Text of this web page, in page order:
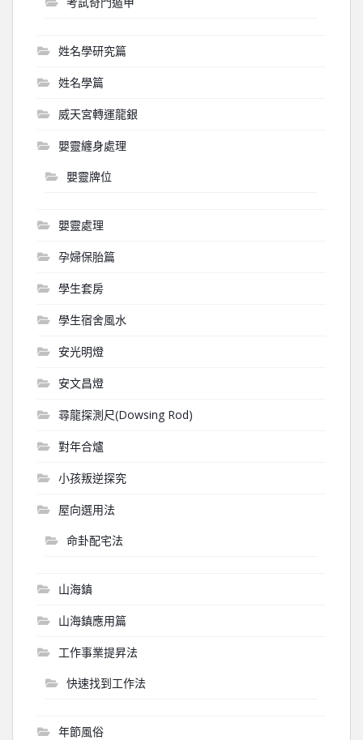
姓名學研究篇
姓名學篇
威天宮轉運龍銀
嬰靈纏身處理
嬰靈牌位
嬰靈處理
孕婦保胎篇
學生套房
學生宿舍風水
安光明燈
安文昌燈
尋龍探測尺(Dowsing Rod)
對年合爐
小孩叛逆探究
屋向選用法
命卦配宅法
山海鎮
山海鎮應用篇
工作事業提昇法
快速找到工作法
年節風俗